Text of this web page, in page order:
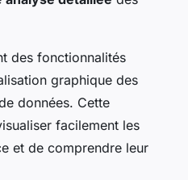
des fonctionnalités
graphique des
données. Cette
facilement les
et de comprendre leur